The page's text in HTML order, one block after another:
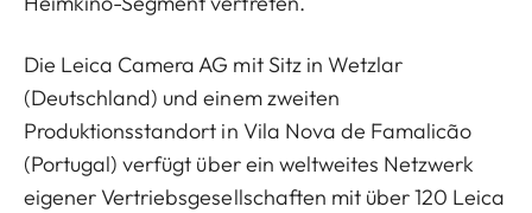
Die Leica Camera AG mit Sitz in Wetzlar
(Deutschland) und einem zweiten
Produktionsstandort in Vila Nova de Famalicão
(Portugal) verfügt über ein weltweites Netzwerk
eigener Vertriebsgesellschaften mit über 120 Leica